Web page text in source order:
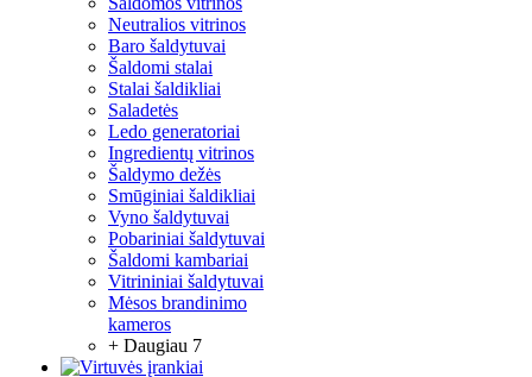
Neutralios vitrinos
Baro šaldytuvai
Šaldomi stalai
Stalai šaldikliai
Saladetės
Ledo generatoriai
Ingredientų vitrinos
Šaldymo dežės
Smūginiai šaldikliai
Vyno šaldytuvai
Pobariniai šaldytuvai
Šaldomi kambariai
Vitrininiai šaldytuvai
Mėsos brandinimo
kameros
+ Daugiau 7